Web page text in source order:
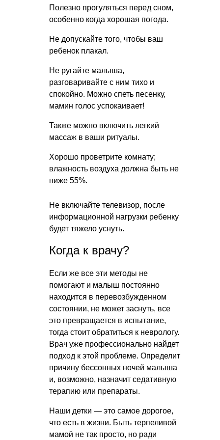
Полезно прогуляться перед сном,
особенно когда хорошая погода.
Не допускайте того, чтобы ваш
ребенок плакал.
Не ругайте малыша,
разговаривайте с ним тихо и
спокойно. Можно спеть песенку,
мамин голос успокаивает!
Также можно включить легкий
массаж в ваши ритуалы.
Хорошо проветрите комнату;
влажность воздуха должна быть не
ниже 55%.
Не включайте телевизор, после
информационной нагрузки ребенку
будет тяжело уснуть.
Когда к врачу?
Если же все эти методы не
помогают и малыш постоянно
находится в перевозбужденном
состоянии, не может заснуть, все
это превращается в испытание,
тогда стоит обратиться к неврологу.
Врач уже профессионально найдет
подход к этой проблеме. Определит
причину бессонных ночей малыша
и, возможно, назначит седативную
терапию или препараты.
Наши детки — это самое дорогое,
что есть в жизни. Быть терпеливой
мамой не так просто, но ради